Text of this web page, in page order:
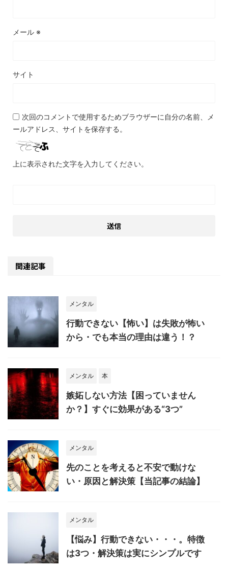
メール ※
サイト
次回のコメントで使用するためブラウザーに自分の名前、メ
ールアドレス、サイトを保存する。
上に表示された文字を入力してください。
関連記事
メンタル
行動できない【怖い】は失敗が怖い
から・でも本当の理由は違う！？
メンタル 本
嫉妬しない方法【困っていません
か？】すぐに効果がある“3つ”
メンタル
先のことを考えると不安で動けな
い・原因と解決策【当記事の結論】
メンタル
【悩み】行動できない・・・。特徴
は3つ・解決策は実にシンプルです